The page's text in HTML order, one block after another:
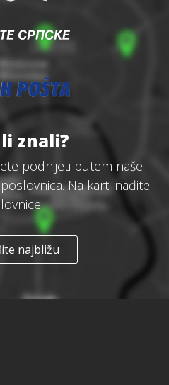
znali?
podnijeti putem naše
Na karti nađite
najbližu